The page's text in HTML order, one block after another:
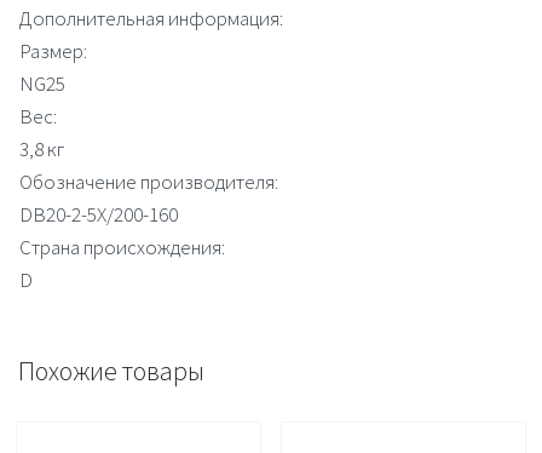
Дополнительная информация:
Размер:
NG25
Вес:
3,8 кг
Обозначение производителя:
DB20-2-5X/200-160
Страна происхождения:
D
Похожие товары